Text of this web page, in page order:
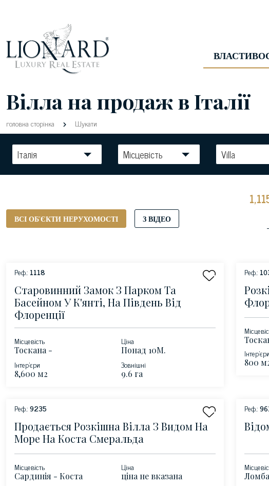
Вілла на продаж в Італії
головна сторінка Шукати
Італія Місцевість Villa
ВСІ ОБ'ЄКТИ НЕРУХОМОСТІ З ВІДЕО
Реф.: 1118
Старовинний Замок З Парком Та
Басейном У К'янті, На Південь Від
Флоренції
Місцевість
Тоскана -
Ціна
Понад 10М.
Інтер'єри
8,600 м2
Зовнішні
9.6 га
Реф.:
Інтер'єри
800
Реф.:9235
Продається Розкішна Вілла З Видом На
Море На Коста Смеральда
Місцевість
Сардинія - Коста
Ціна
ціна не вказана
Реф.: